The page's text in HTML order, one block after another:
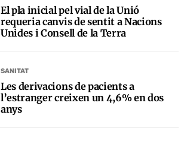
El pla inicial pel vial de la Unió
requeria canvis de sentit a Nacions
Unides i Consell de la Terra
SANITAT
Les derivacions de pacients a
l’estranger creixen un 4,6% en dos
anys